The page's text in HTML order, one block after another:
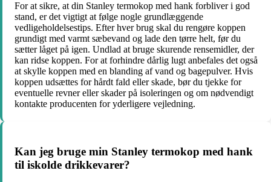
For at sikre, at din Stanley termokop med hank forbliver i god
stand, er det vigtigt at følge nogle grundlæggende
vedligeholdelsestips. Efter hver brug skal du rengøre koppen
grundigt med varmt sæbevand og lade den tørre helt, før du
sætter låget på igen. Undlad at bruge skurende rensemidler, der
kan ridse koppen. For at forhindre dårlig lugt anbefales det også
at skylle koppen med en blanding af vand og bagepulver. Hvis
koppen udsættes for hårdt fald eller skade, bør du tjekke for
eventuelle revner eller skader på isoleringen og om nødvendigt
kontakte producenten for yderligere vejledning.
Kan jeg bruge min Stanley termokop med hank
til iskolde drikkevarer?